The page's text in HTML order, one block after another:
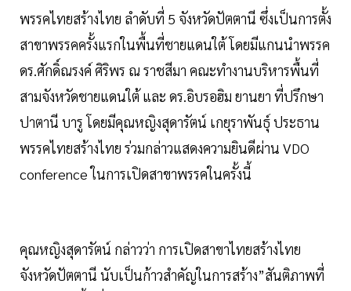
พรรคไทยสร้างไทย ลำดับที่ 5 จังหวัดปัตตานี ซึ่งเป็นการตั้ง
สาขาพรรคครั้งแรกในพื้นที่ชายแดนใต้ โดยมีแกนนำพรรค
ดร.ศักดิ์ณรงค์ ศิริพร ณ ราชสีมา คณะทำงานบริหารพื้นที่
สามจังหวัดชายแดนใต้ และ ดร.อิบรอฮิม ยานยา ที่ปรึกษา
ปาตานี บารู โดยมีคุณหญิงสุดารัตน์ เกยุราพันธุ์ ประธาน
พรรคไทยสร้างไทย ร่วมกล่าวแสดงความยินดีผ่าน VDO
conference ในการเปิดสาขาพรรคในครั้งนี้
คุณหญิงสุดารัตน์ กล่าวว่า การเปิดสาขาไทยสร้างไทย
จังหวัดปัตตานี นับเป็นก้าวสำคัญในการสร้าง”สันติภาพที่